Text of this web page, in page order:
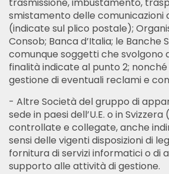
smistamento delle comunicazioni
(indicate sul plico postale);
Consob; Banca d’Italia; le Banche
comunque soggetti che svolgono
finalità indicate al punto 2;
gestione di eventuali reclami e
- Altre Società del gruppo di
sede in paesi dell’U.E. o in
controllate e collegate, anche
sensi delle vigenti disposizioni di
fornitura di servizi informatici o di
supporto alle attività di gestione.